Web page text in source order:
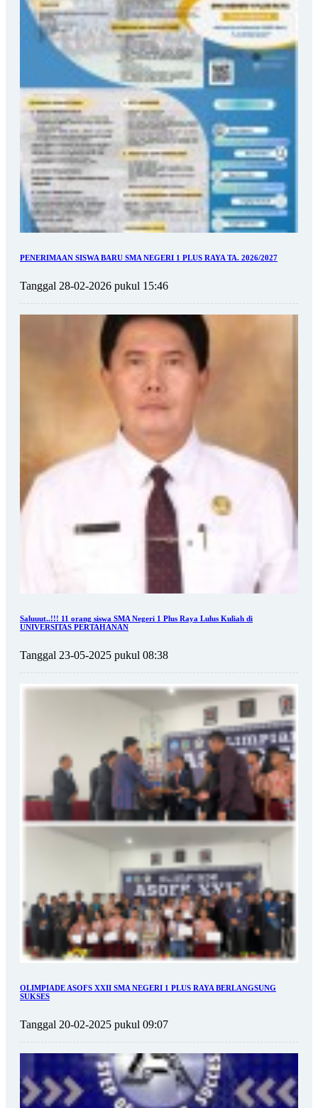
PENERIMAAN SISWA BARU SMA NEGERI 1 PLUS RAYA TA. 2026/2027
Tanggal 28-02-2026 pukul 15:46
Saluuut..!!! 11 orang siswa SMA Negeri 1 Plus Raya Lulus Kuliah di
UNIVERSITAS PERTAHANAN
Tanggal 23-05-2025 pukul 08:38
OLIMPIADE ASOFS XXII SMA NEGERI 1 PLUS RAYA BERLANGSUNG
SUKSES
Tanggal 20-02-2025 pukul 09:07